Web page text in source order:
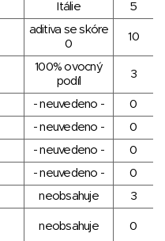
Itálie 5
aditiva se skóre
0
10
100% ovocný
podíl
3
- neuvedeno -
0
- neuvedeno -
0
- neuvedeno -
0
- neuvedeno -
0
neobsahuje
3
neobsahuje 0